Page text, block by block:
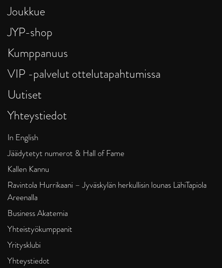
Joukkue
JYP-shop
Kumppanuus
VIP -palvelut ottelutapahtumissa
Uutiset
Yhteystiedot
In English
Jäädytetyt numerot & Hall of Fame
Kallen Kannu
Ravintola Hurrikaani – Jyväskylän herkullisin lounas LähiTapiola
Areenalla
Business Akatemia
Yhteistyökumppanit
Yritysklubi
Yhteystiedot